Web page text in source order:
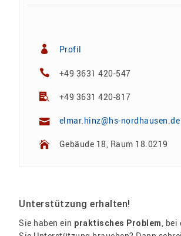
Profil
+49 3631 420-547
+49 3631 420-817
elmar.hinz@hs-nordhausen.de
Gebäude 18, Raum 18.0219
Unterstützung erhalten!
Sie haben ein praktisches Problem
,